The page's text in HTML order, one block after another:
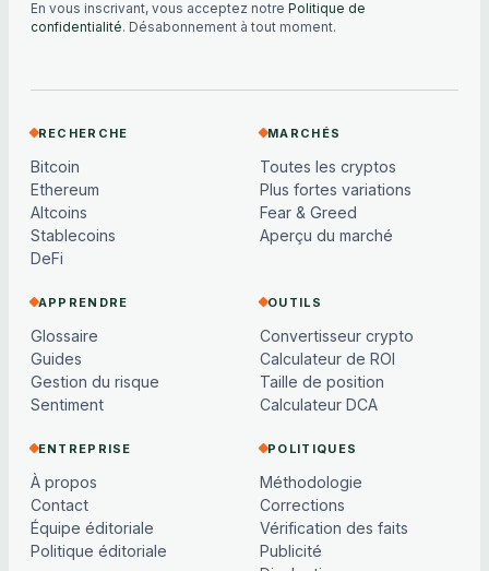
En vous inscrivant, vous acceptez notre Politique de
confidentialité. Désabonnement à tout moment.
RECHERCHE
Bitcoin
Ethereum
Altcoins
Stablecoins
DeFi
MARCHÉS
Toutes les cryptos
Plus fortes variations
Fear & Greed
Aperçu du marché
APPRENDRE
Glossaire
Guides
Gestion du risque
Sentiment
OUTILS
Convertisseur crypto
Calculateur de ROI
Taille de position
Calculateur DCA
ENTREPRISE
À propos
Contact
Équipe éditoriale
Politique éditoriale
POLITIQUES
Méthodologie
Corrections
Vérification des faits
Publicité